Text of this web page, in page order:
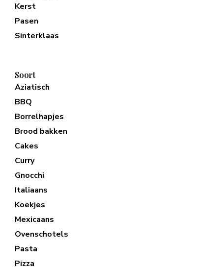
Kerst
Pasen
Sinterklaas
Soort
Aziatisch
BBQ
Borrelhapjes
Brood bakken
Cakes
Curry
Gnocchi
Italiaans
Koekjes
Mexicaans
Ovenschotels
Pasta
Pizza